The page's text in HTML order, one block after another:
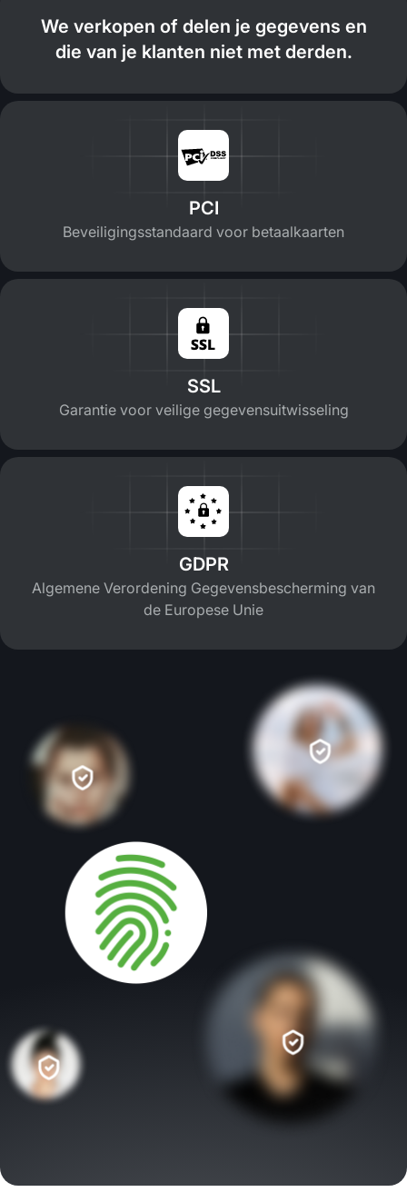
We verkopen of delen je gegevens en
die van je klanten niet met derden.
PCI
Beveiligingsstandaard voor betaalkaarten
SSL
Garantie voor veilige gegevensuitwisseling
GDPR
Algemene Verordening Gegevensbescherming van
de Europese Unie